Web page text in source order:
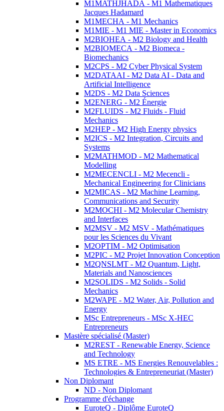
M1MATHJHADA - M1 Mathematiques
Jacques Hadamard
M1MECHA - M1 Mechanics
M1MIE - M1 MIE - Master in Economics
M2BIOHEA - M2 Biology and Health
M2BIOMECA - M2 Biomeca -
Biomechanics
M2CPS - M2 Cyber Physical System
M2DATAAI - M2 Data AI - Data and
Artificial Intelligence
M2DS - M2 Data Sciences
M2ENERG - M2 Énergie
M2FLUIDS - M2 Fluids - Fluid
Mechanics
M2HEP - M2 High Energy physics
M2ICS - M2 Integration, Circuits and
Systems
M2MATHMOD - M2 Mathematical
Modelling
M2MECENCLI - M2 Mecencli -
Mechanical Engineering for Clinicians
M2MICAS - M2 Machine Learning,
Communications and Security
M2MOCHI - M2 Molecular Chemistry
and Interfaces
M2MSV - M2 MSV - Mathématiques
pour les Sciences du Vivant
M2OPTIM - M2 Optimisation
M2PIC - M2 Projet Innovation Conception
M2QNSLMT - M2 Quantum, Light,
Materials and Nanosciences
M2SOLIDS - M2 Solids - Solid
Mechanics
M2WAPE - M2 Water, Air, Pollution and
Energy
MSc Entrepreneurs - MSc X-HEC
Entrepreneurs
Mastère spécialisé (Master)
M2REST - Renewable Energy, Science
and Technology
MS ETRE - MS Energies Renouvelables :
Technologies & Entrepreneuriat (Master)
Non Diplomant
ND - Non Diplomant
Programme d'échange
EuroteQ - Diplôme EuroteQ